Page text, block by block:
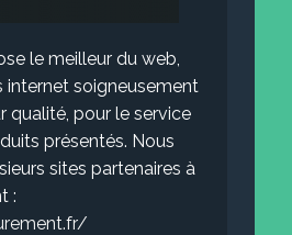
le meilleur du web,
internet soigneusement
qualité, pour le service
présentés. Nous
sites partenaires à
: